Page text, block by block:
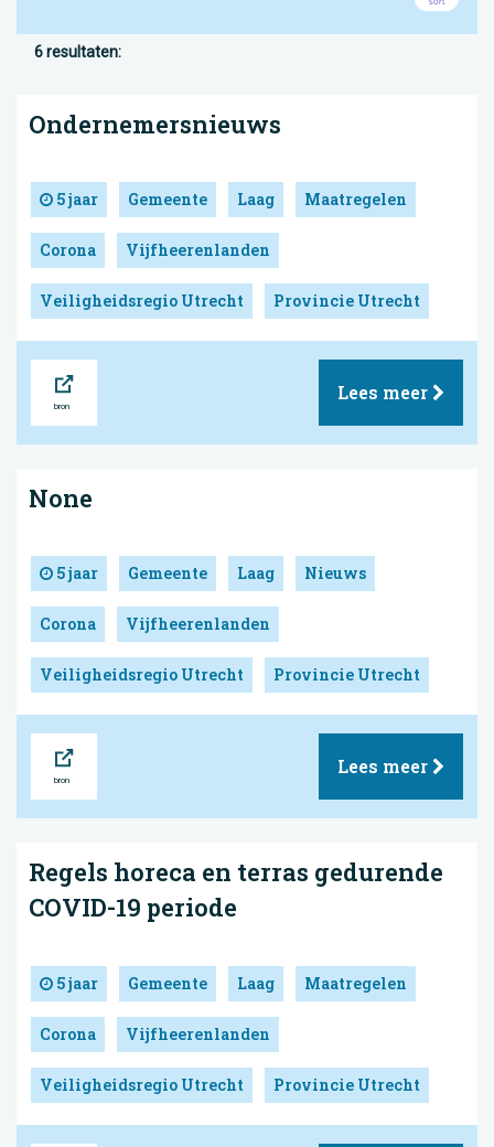
6 resultaten:
Ondernemersnieuws
5 jaar Gemeente Laag Maatregelen
Corona Vijfheerenlanden
Veiligheidsregio Utrecht Provincie Utrecht
Lees meer
None
5 jaar Gemeente Laag Nieuws
Corona Vijfheerenlanden
Veiligheidsregio Utrecht Provincie Utrecht
Lees meer
Regels horeca en terras gedurende
COVID-19 periode
5 jaar Gemeente Laag Maatregelen
Corona Vijfheerenlanden
Veiligheidsregio Utrecht Provincie Utrecht